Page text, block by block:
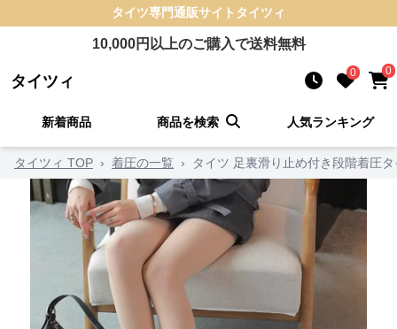
タイツ専門通販サイト タイツィ
10,000円以上のご購入で送料無料
タイツィ 0 0
新着商品 商品を検索 人気ランキング
タイツィ TOP › 着圧の一覧 › タイツ 足裏滑り止め付き段階着圧